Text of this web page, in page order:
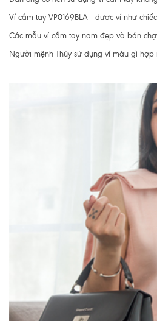
Ví cầm tay VP0169BLA - được ví như
Các mẫu ví cầm tay nam đẹp và bán
Người mệnh Thủy sử dụng ví màu gì hợp